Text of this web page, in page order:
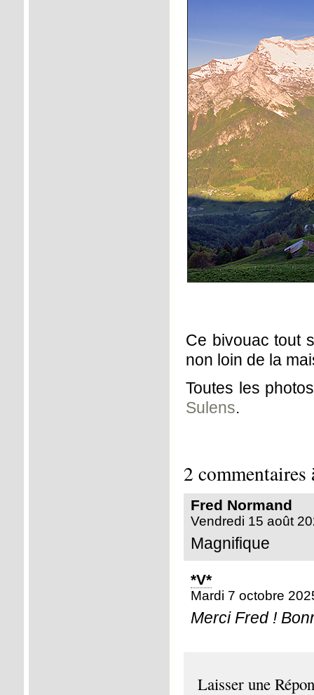
Ce bivouac tout
non loin de la
Toutes les
Sulens.
2
Fred Normand
Vendredi 15 août
Magnifique
*V*
Mardi 7 octobre
Merci Fred !
Laisser une